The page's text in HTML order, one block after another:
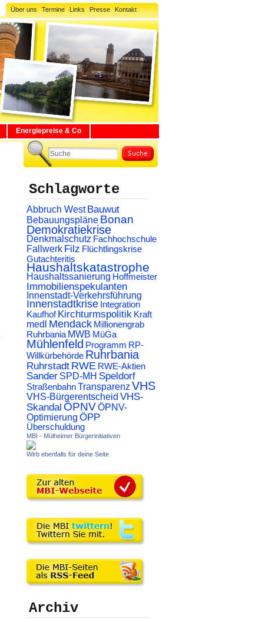
Über uns Termine Links Presse Kontakt
Energiepreise & Co
Schlagworte
Abbruch West Bauwut
Bebauungspläne Bonan
Demokratiekrise
Denkmalschutz Fachhochschule
Fallwerk Filz Flüchtlingskrise
Gutachteritis
Haushaltskatastrophe
Haushaltssanierung Hoffmeister
Immobilienspekulanten
Innenstadt-Verkehrsführung
Innenstadtkrise Integration
Kaufhof Kirchturmspolitik Kraft
medl Mendack Millionengrab
Ruhrbania MWB MüGa
Mühlenfeld Programm RP-
Willkürbehörde Ruhrbania
Ruhrstadt RWE RWE-Aktien
Sander SPD-MH Speldorf
StraßenbahnTransparenz VHS
VHS-Bürgerentscheid VHS-
Skandal ÖPNVÖPNV-
Optimierung ÖPP
Überschuldung
MBI - Mülheimer Bürgerinitiativen
Wirb ebenfalls für deine Seite
Archiv